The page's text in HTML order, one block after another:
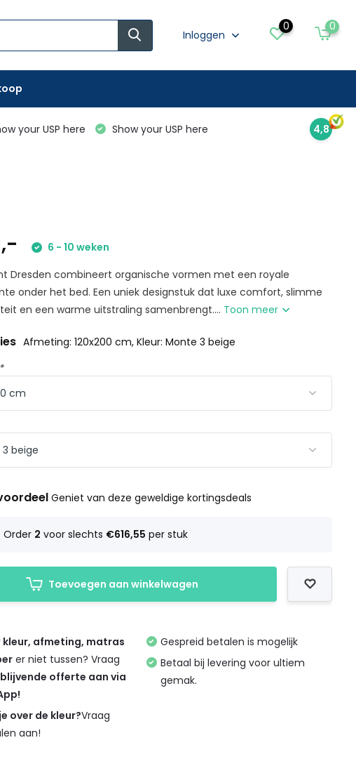
Inloggen
0 0
your USP here Show your USP here 4,8
6 - 10 weken
Dresden combineert organische vormen met een royale
onder het bed. Een uniek designstuk dat luxe comfort, slimme
en een warme uitstraling samenbrengt.... Toon meer
Afmeting: 120x200 cm, Kleur: Monte 3 beige
*
Geniet van deze geweldige kortingsdeals
Order 2 voor slechts €616,55 per stuk
Toevoegen aan winkelwagen
kleur, afmeting, matras
er niet tussen? Vraag
offerte aan via
over de kleur?Vraag
aan!
Gespreid betalen is mogelijk
Betaal bij levering voor ultiem
gemak.